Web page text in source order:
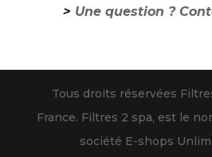
> Une question ?
Tous droits réservées
France. Filtres 2 spa, est le
société E-shops